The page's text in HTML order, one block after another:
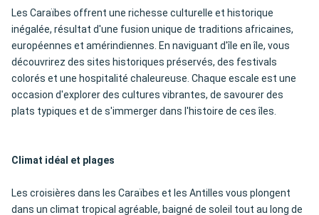
Les Caraïbes offrent une richesse culturelle et historique
inégalée, résultat d'une fusion unique de traditions africaines,
européennes et amérindiennes. En naviguant d'île en île, vous
découvrirez des sites historiques préservés, des festivals
colorés et une hospitalité chaleureuse. Chaque escale est une
occasion d'explorer des cultures vibrantes, de savourer des
plats typiques et de s'immerger dans l'histoire de ces îles.
Climat idéal et plages
Les croisières dans les Caraïbes et les Antilles vous plongent
dans un climat tropical agréable, baigné de soleil tout au long de